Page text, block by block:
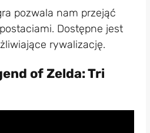
pozwala nam przejąć
Dostępne jest
rywalizację.
of Zelda: Tri